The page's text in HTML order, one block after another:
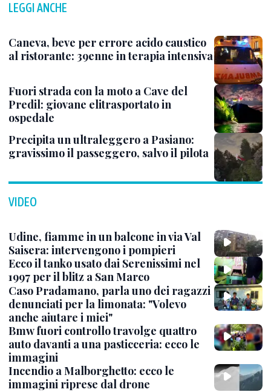
LEGGI ANCHE
Caneva, beve per errore acido caustico
al ristorante: 39enne in terapia intensiva
Fuori strada con la moto a Cave del
Predil: giovane elitrasportato in
ospedale
Precipita un ultraleggero a Pasiano:
gravissimo il passeggero, salvo il pilota
VIDEO
Udine, fiamme in un balcone in via Val
Saisera: intervengono i pompieri
Ecco il tanko usato dai Serenissimi nel
1997 per il blitz a San Marco
Caso Pradamano, parla uno dei ragazzi
denunciati per la limonata: "Volevo
anche aiutare i miei"
Bmw fuori controllo travolge quattro
auto davanti a una pasticceria: ecco le
immagini
Incendio a Malborghetto: ecco le
immagini riprese dal drone